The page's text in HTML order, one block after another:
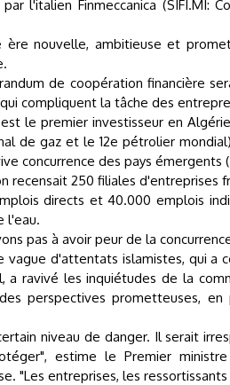
l'italien Finmeccanica (SIFI.MI:
ère nouvelle, ambitieuse et
de coopération financière
compliquent la tâche des
est le premier investisseur en
de gaz et le 12e pétrolier
concurrence des pays
recensait 250 filiales d'entreprises
directs et 40.000 emplois
l'eau.
pas à avoir peur de la
vague d'attentats islamistes, qui a
a ravivé les inquiétudes de la
perspectives prometteuses,
niveau de danger. Il serait
estime le Premier
"Les entreprises, les